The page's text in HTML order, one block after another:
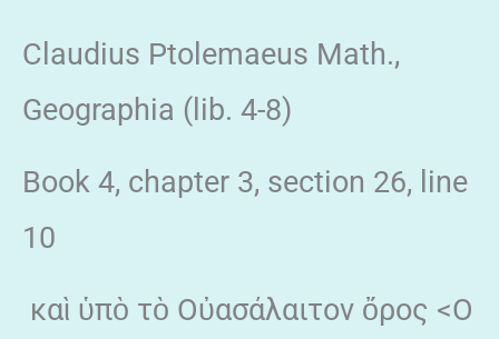
Claudius Ptolemaeus Math.,
Geographia (lib. 4-8)
Book 4, chapter 3, section 26, line
10
καὶ ὑπὸ τὸ Οὐασάλαιτον ὄρος <Ο